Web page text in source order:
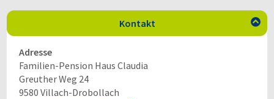
Kontakt 
Adresse
Familien-Pension Haus Claudia
Greuther Weg 24
9580 Villach-Drobollach